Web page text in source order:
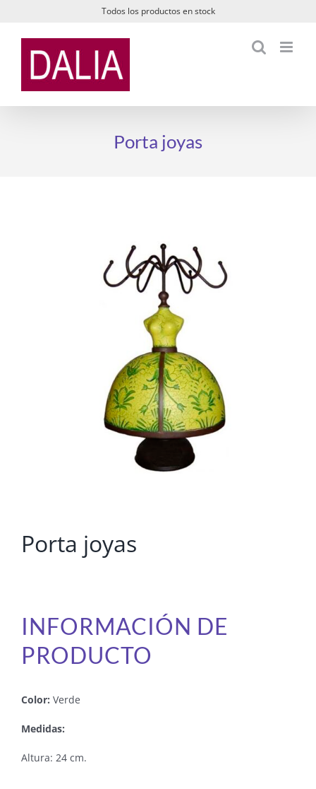
contenido
Todos los productos en stock
Porta joyas
Porta joyas
INFORMACIÓN DE
PRODUCTO
Color: Verde
Medidas:
Altura: 24 cm.